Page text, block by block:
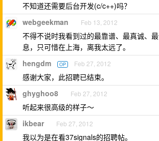
不知道还需要后台开发(c/c++)吗？
webgeekman Feb 13, 2012
不得不说时我看到过的最靠谱、最真诚、
息，只可惜在上海，离我太远了。
hengdm OP Feb 27, 2012
感谢大家，此招聘已结束。
ghyghoo8 Feb 27, 2012
听起来很高级的样子～
ikbear Feb 27, 2012
我以为是在看37signals的招聘帖。